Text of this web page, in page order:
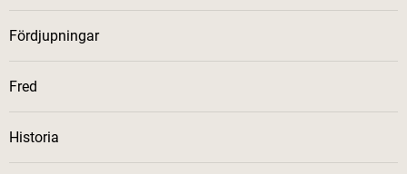
Fördjupningar
Fred
Historia